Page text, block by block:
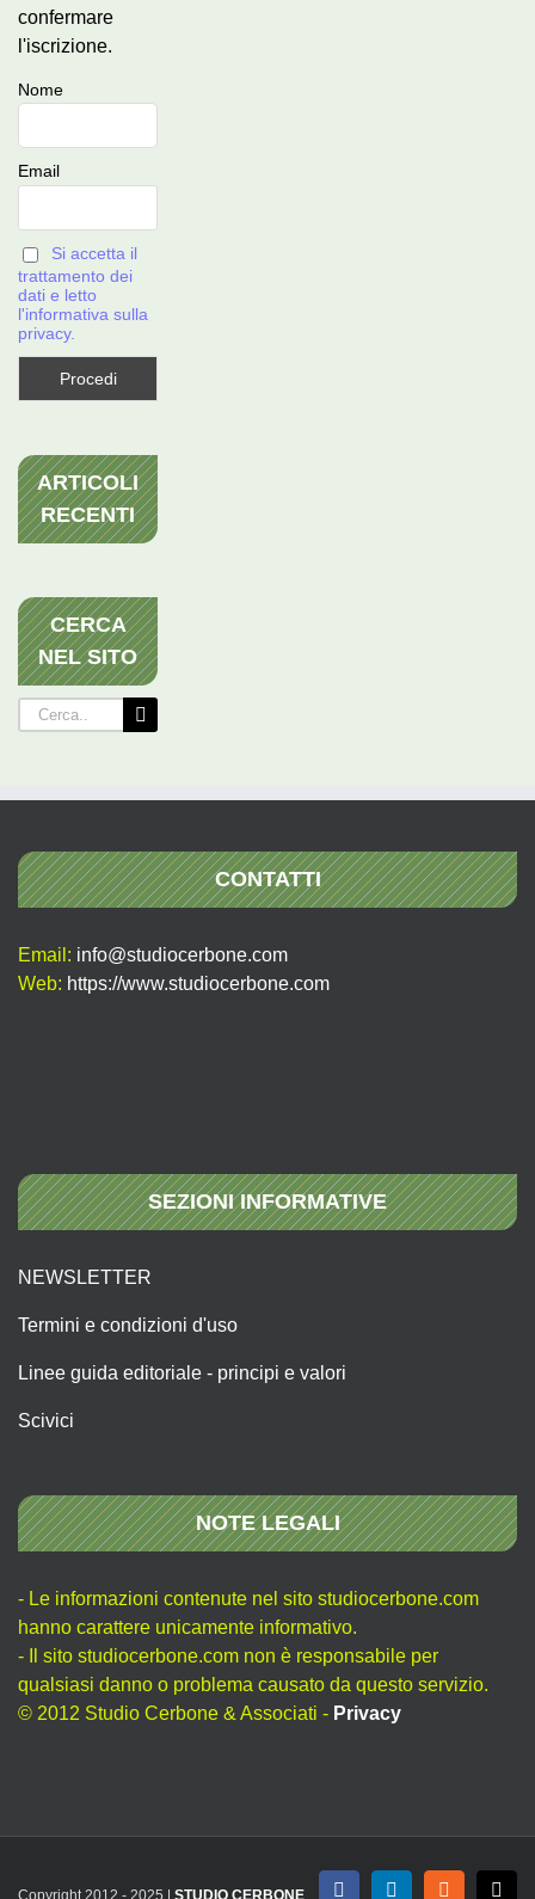
confermare
l'iscrizione.
Nome
Email
Si accetta il
trattamento dei
dati e letto
l'informativa sulla
privacy.
ARTICOLI
RECENTI
CERCA
NEL SITO
Cerca
per:
CONTATTI
Email: info@studiocerbone.com
Web: https://www.studiocerbone.com
SEZIONI INFORMATIVE
NEWSLETTER
Termini e condizioni d'uso
Linee guida editoriale - principi e valori
Scivici
NOTE LEGALI
- Le informazioni contenute nel sito studiocerbone.com
hanno carattere unicamente informativo.
- Il sito studiocerbone.com non è responsabile per
qualsiasi danno o problema causato da questo servizio.
© 2012 Studio Cerbone & Associati - Privacy
Copyright 2012 - 2025 | STUDIO CERBONE